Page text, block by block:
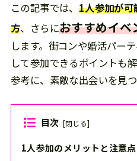
この記事では、 1人参加が可
方、さらにおすすめイ
します。街コンや婚活パー
して参加できるポイントも
参考に、素敵な出会いを見
目次 [閉じる]
1人参加のメリットと注意点